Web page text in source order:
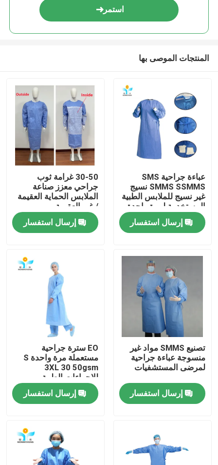
مسكن
منتجات
جولة في المعمل
مراقبة الجودة
اتصل بنا
اطلب اقتباس
ملابس واقية يمكن التخلص منها
معطف واقي يمكن التخلص منه
استمر
المنتجات الموصى بها
عباءة جراحية SMS
SMMS SSMMS نسيج
غير نسيج للملابس الطبية
المستخدمة لمرة واحدة
إرسال استفسار
30-50 غرامة ثوب
جراحي معزز صناعة
الملابس الحماية العقيمة
/ غير العقيمة
إرسال استفسار
تصنيع SMMS مواد غير
منسوجة عباءة جراحية
لمرضى المستشفيات
إرسال استفسار
EO سترة جراحية
مستعملة مرة واحدة S
3XL 30 50gsm
للإجراءات الطبية
إرسال استفسار